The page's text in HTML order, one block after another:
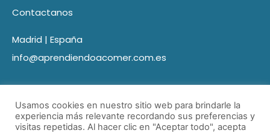
Contactanos
Madrid | España
info@aprendiendoacomer.com.es
Usamos cookies en nuestro sitio web para brindarle la
experiencia más relevante recordando sus preferencias y
visitas repetidas. Al hacer clic en "Aceptar todo", acepta